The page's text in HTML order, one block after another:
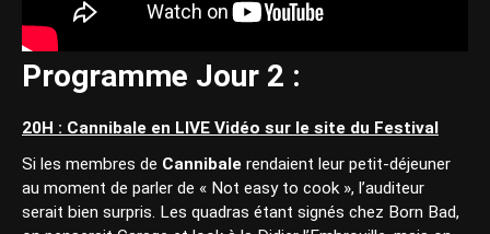
Programme Jour 2 :
20H : Cannibale en LIVE Vidéo sur le site du Festival
Si les membres de Cannibale rendaient leur petit-déjeuner
au moment de parler de « Not easy to cook », l’auditeur
serait bien surpris. Les quadras étant signés chez Born Bad,